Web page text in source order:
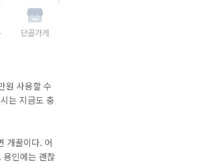
원 사용할 수
는 지금도 충
개꿀이다. 어
용인에는 괜찮